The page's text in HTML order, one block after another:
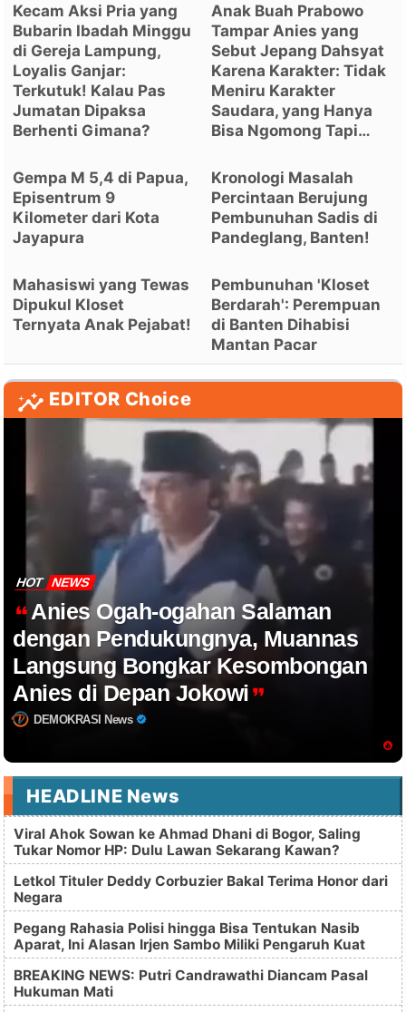
Kecam Aksi Pria yang
Bubarin Ibadah Minggu
di Gereja Lampung,
Loyalis Ganjar:
Terkutuk! Kalau Pas
Jumatan Dipaksa
Berhenti Gimana?
Anak Buah Prabowo
Tampar Anies yang
Sebut Jepang Dahsyat
Karena Karakter: Tidak
Meniru Karakter
Saudara, yang Hanya
Bisa Ngomong Tapi…
Gempa M 5,4 di Papua,
Episentrum 9
Kilometer dari Kota
Jayapura
Kronologi Masalah
Percintaan Berujung
Pembunuhan Sadis di
Pandeglang, Banten!
Mahasiswi yang Tewas
Dipukul Kloset
Ternyata Anak Pejabat!
Pembunuhan 'Kloset
Berdarah': Perempuan
di Banten Dihabisi
Mantan Pacar
EDITOR Choice
HOT NEWS
Anies Ogah-ogahan Salaman
dengan Pendukungnya, Muannas
Langsung Bongkar Kesombongan
Anies di Depan Jokowi
DEMOKRASI News
HEADLINE News
Viral Ahok Sowan ke Ahmad Dhani di Bogor, Saling
Tukar Nomor HP: Dulu Lawan Sekarang Kawan?
Letkol Tituler Deddy Corbuzier Bakal Terima Honor dari
Negara
Pegang Rahasia Polisi hingga Bisa Tentukan Nasib
Aparat, Ini Alasan Irjen Sambo Miliki Pengaruh Kuat
BREAKING NEWS: Putri Candrawathi Diancam Pasal
Hukuman Mati